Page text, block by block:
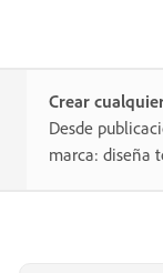
Crear
Desde
marca: diseña